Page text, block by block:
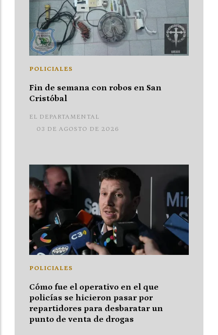
Fin de semana con robos en San
Cristóbal
EL DEPARTAMENTAL
POLICIALES
03 DE AGOSTO DE 2026
Cómo fue el operativo en el que
policías se hicieron pasar por
repartidores para desbaratar un
punto de venta de drogas
POLICIALES